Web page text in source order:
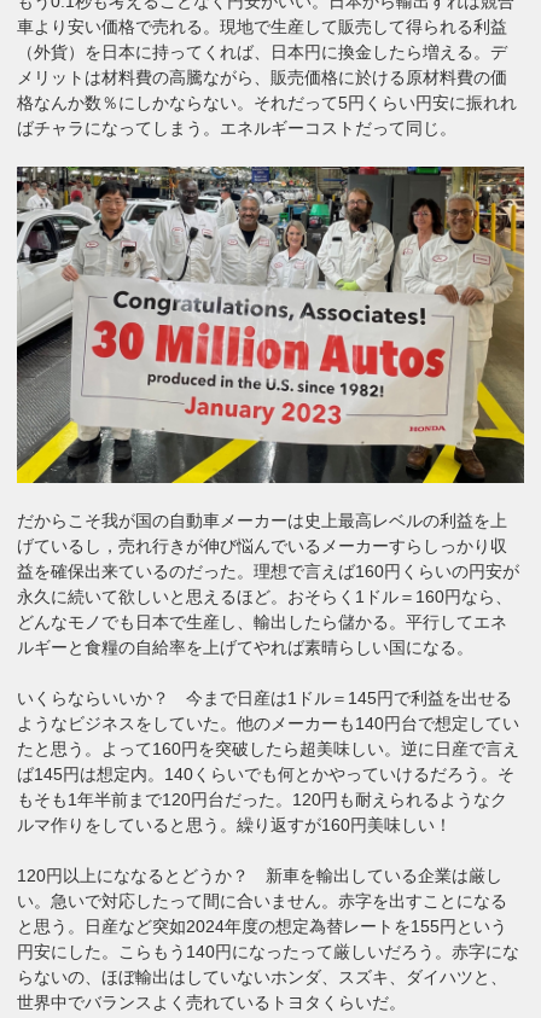
車より安い価格で売れる。現地で生産して販売して得られる利益
（外貨）を日本に持ってくれば、日本円に換金したら増える。デ
メリットは材料費の高騰ながら、販売価格に於ける原材料費の価
格なんか数％にしかならない。それだって5円くらい円安に振れれ
ばチャラになってしまう。エネルギーコストだって同じ。
だからこそ我が国の自動車メーカーは史上最高レベルの利益を上
げているし，売れ行きが伸び悩んでいるメーカーすらしっかり収
益を確保出来ているのだった。理想で言えば160円くらいの円安が
永久に続いて欲しいと思えるほど。おそらく1ドル＝160円なら、
どんなモノでも日本で生産し、輸出したら儲かる。平行してエネ
ルギーと食糧の自給率を上げてやれば素晴らしい国になる。
いくらならいいか？ 今まで日産は1ドル＝145円で利益を出せる
ようなビジネスをしていた。他のメーカーも140円台で想定してい
たと思う。よって160円を突破したら超美味しい。逆に日産で言え
ば145円は想定内。140くらいでも何とかやっていけるだろう。そ
もそも1年半前まで120円台だった。120円も耐えられるようなク
ルマ作りをしていると思う。繰り返すが160円美味しい！
120円以上にななるとどうか？ 新車を輸出している企業は厳し
い。急いで対応したって間に合いません。赤字を出すことになる
と思う。日産など突如2024年度の想定為替レートを155円という
円安にした。こらもう140円になったって厳しいだろう。赤字にな
らないの、ほぼ輸出はしていないホンダ、スズキ、ダイハツと、
世界中でバランスよく売れているトヨタくらいだ。